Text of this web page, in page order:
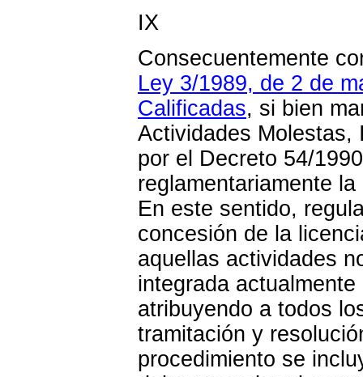
IX
Consecuentemente
Ley 3/1989, de 2 de
Calificadas, si bien
Actividades Molestas,
por el Decreto 54/
reglamentariamente
En este sentido,
concesión de la
aquellas actividades
integrada
atribuyendo a todos
tramitación y
procedimiento se